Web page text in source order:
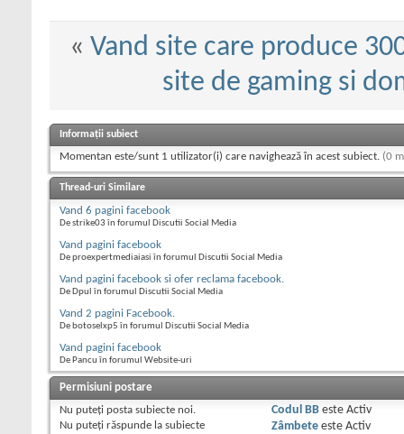
« Vand site care produce
site de gaming si
Informații subiect
Momentan este/sunt 1 utilizator(i) care navighează în acest subiect. (0
Thread-uri Similare
Vand 6 pagini facebook
De strike03 în forumul Discutii Social Media
Vand pagini facebook
De proexpertmediaiasi în forumul Discutii Social Media
Vand pagini facebook si ofer reclama facebook.
De Dpul în forumul Discutii Social Media
Vand 2 pagini Facebook.
De botoselxp5 în forumul Discutii Social Media
Vand pagini facebook
De Pancu în forumul Website-uri
Permisiuni postare
Nu puteţi posta subiecte noi.
Nu puteţi răspunde la subiecte
Codul BBeste Activ
Zâmbeteeste Activ